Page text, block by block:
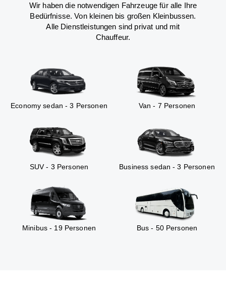
Wir haben die notwendigen Fahrzeuge für alle Ihre
Bedürfnisse. Von kleinen bis großen Kleinbussen.
Alle Dienstleistungen sind privat und mit
Chauffeur.
Economy sedan - 3 Personen Van - 7 Personen
SUV - 3 Personen Business sedan - 3 Personen
Minibus - 19 Personen Bus - 50 Personen